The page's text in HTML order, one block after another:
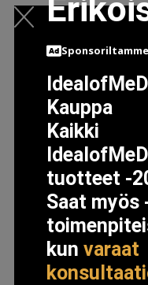
BY TERRY
Sponsoriltamme
IdealofMeD
Kauppa
Kaikki
tuotteet -
Saat myös
kunvaraat